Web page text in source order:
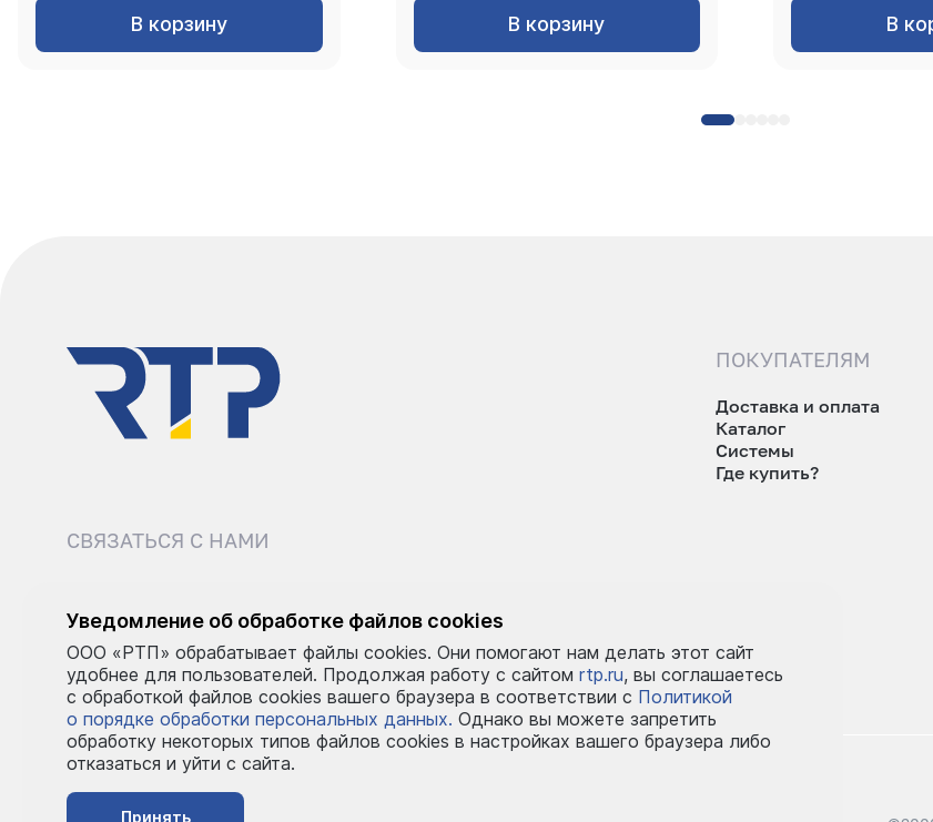
В корзину В корзину В
ПОКУПАТЕЛЯМ
Доставка и оплата
Каталог
Системы
Где купить?
СВЯЗАТЬСЯ С НАМИ
Пн–Пт: 9:00–18:00
Уведомление об обработке файлов cookies
ООО «РТП» обрабатывает файлы cookies. Они помогают нам делать этот сайт
удобнее для пользователей. Продолжая работу с сайтом rtp.ru, вы соглашаетесь
с обработкой файлов cookies вашего браузера в соответствии с Политикой
о порядке обработки персональных данных. Однако вы можете запретить
обработку некоторых типов файлов cookies в настройках вашего браузера либо
отказаться и уйти с сайта.
Принять